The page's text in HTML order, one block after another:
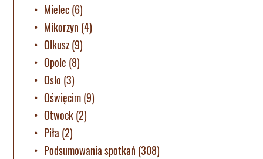
Mielec(6)
Mikorzyn (4)
Olkusz(9)
Opole (8)
Oslo (3)
Oświęcim(9)
Otwock(2)
Piła (2)
Podsumowania spotkań (308)